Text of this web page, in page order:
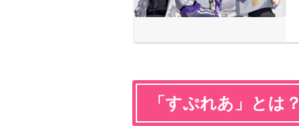
「すぷれあ」とは？